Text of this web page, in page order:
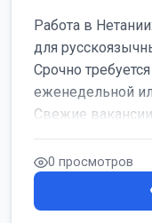
Работа в
для
Срочно
еженедельной
Свежие вакансии
0 просмотров